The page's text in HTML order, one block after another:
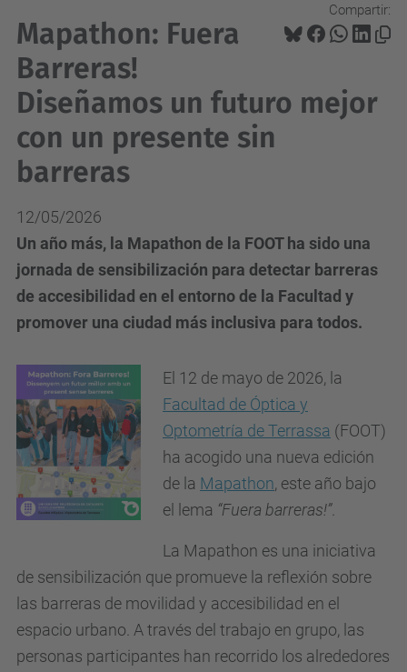
Compartir:
Mapathon: Fuera
Barreras!
Diseñamos un futuro mejor
con un presente sin
barreras
12/05/2026
Un año más, la Mapathon de la FOOT ha sido una
jornada de sensibilización para detectar barreras
de accesibilidad en el entorno de la Facultad y
promover una ciudad más inclusiva para todos.
El 12 de mayo de 2026, la
Facultad de Óptica y
Optometría de Terrassa (FOOT)
ha acogido una nueva edición
de la Mapathon, este año bajo
el lema “Fuera barreras!”.
La Mapathon es una iniciativa
de sensibilización que promueve la reflexión sobre
las barreras de movilidad y accesibilidad en el
espacio urbano. A través del trabajo en grupo, las
personas participantes han recorrido los alrededores